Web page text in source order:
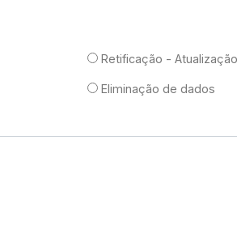
Retificação -
Eliminação de dados